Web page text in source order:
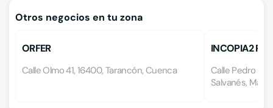
Otros negocios en tu zona
ORFER
Calle Olmo 41, 16400, Tarancón, Cuenca
INCOPIA2
Calle Pedro de
Salvanés,